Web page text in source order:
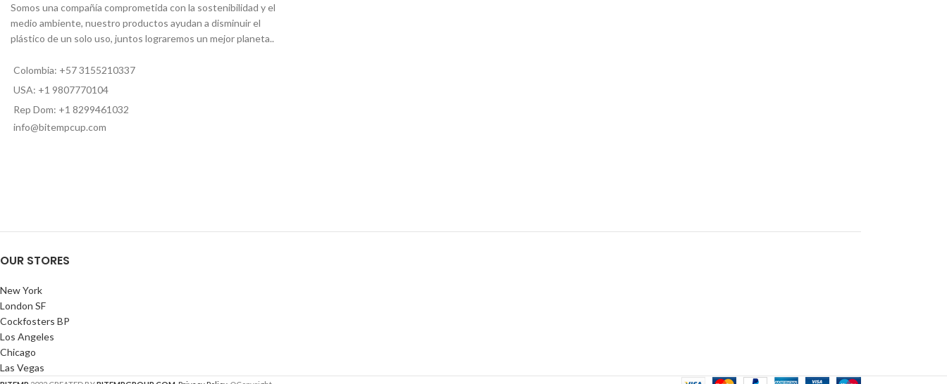
Somos una compañía comprometida con la sostenibilidad y el
medio ambiente, nuestro productos ayudan a disminuir el
plástico de un solo uso, juntos lograremos un mejor planeta..
Colombia: +57 3155210337
USA: +1 9807770104
Rep Dom: +1 8299461032
info@bitempcup.com
OUR STORES
New York
London SF
Cockfosters BP
Los Angeles
Chicago
Las Vegas